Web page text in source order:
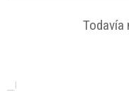
Todavía